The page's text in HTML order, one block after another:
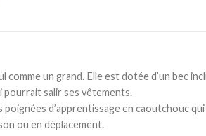
un grand. Elle est dotée d’un bec
pourrait salir ses vêtements.
d’apprentissage en caoutchouc
ou en déplacement.